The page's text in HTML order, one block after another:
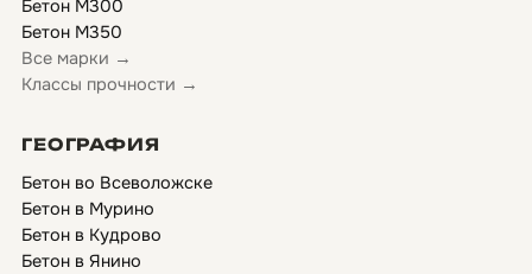
Бетон М300
Бетон М350
Все марки →
Классы прочности →
ГЕОГРАФИЯ
Бетон во Всеволожске
Бетон в Мурино
Бетон в Кудрово
Бетон в Янино